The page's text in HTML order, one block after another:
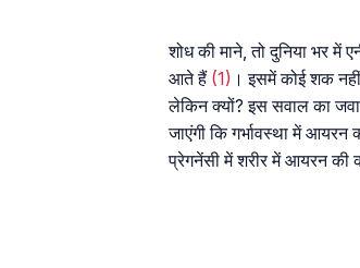
शोध की माने, तो दुनिया भर में
आते हैं (1) । इसमें कोई शक
लेकिन क्यों? इस सवाल का
जाएंगी कि गर्भावस्था में
प्रेगनेंसी में शरीर में आयरन की